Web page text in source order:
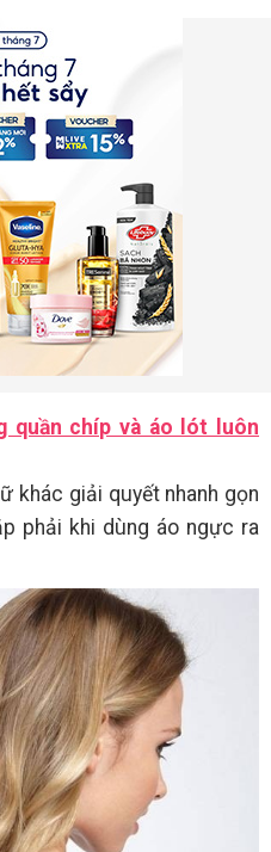
quần chíp và áo lót luôn
khác giải quyết nhanh gọn
phải khi dùng áo ngực ra